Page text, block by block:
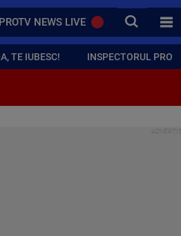
PROTV NEWS LIVE CAUTA
TE IUBESC! INSPECTORUL PRO